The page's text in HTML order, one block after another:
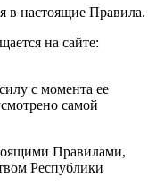
в настоящие Правила.
на сайте:
с момента ее
самой
Правилами,
Республики